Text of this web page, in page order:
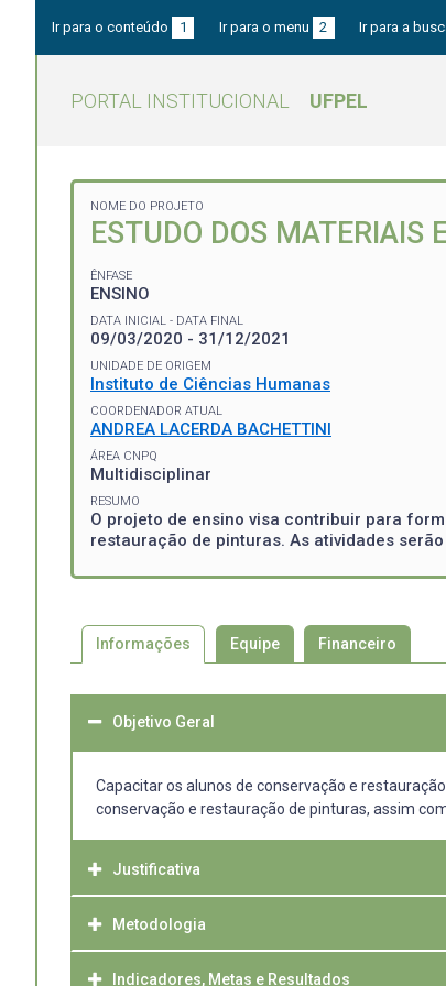
Ir para o conteúdo 1 Ir para o menu 2 Ir para a
PORTAL INSTITUCIONAL UFPEL
NOME DO PROJETO
ESTUDO DOS MATERIAIS
ÊNFASE
ENSINO
DATA INICIAL - DATA FINAL
09/03/2020 - 31/12/2021
UNIDADE DE ORIGEM
Instituto de Ciências Humanas
COORDENADOR ATUAL
ANDREA LACERDA BACHETTINI
ÁREA CNPQ
Multidisciplinar
RESUMO
O projeto de ensino visa contribuir para
restauração de pinturas. As atividades
Informações Equipe Financeiro
Objetivo Geral
Capacitar os alunos de conservação e
conservação e restauração de pinturas, assim
Justificativa
O curso de conservação e restauração de bens
Pintura i e II. Levando em consideração a
de um projeto de ensino que reforce os conceitos
Metodologia
Indicadores, Metas e Resultados